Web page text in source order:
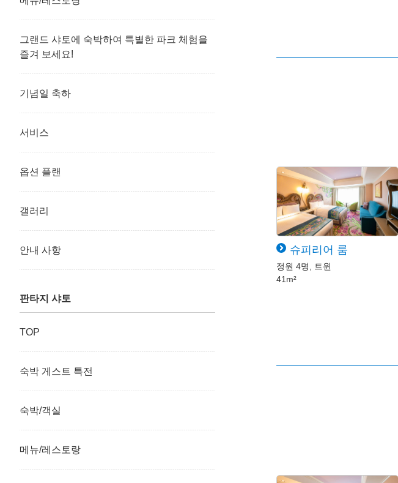
슈피리어 룸
정원 4명, 트윈
41m²
그랜드 샤토에 숙박하여 특별한 파크 체험을
즐겨 보세요!
기념일 축하
서비스
옵션 플랜
갤러리
안내 사항
판타지 샤토
TOP
숙박 게스트 특전
숙박/객실
메뉴/레스토랑